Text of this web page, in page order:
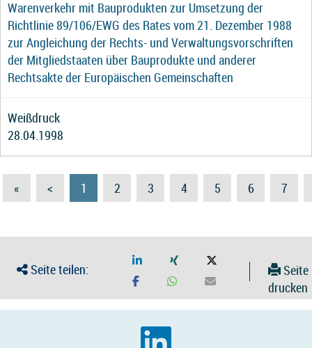
Warenverkehr mit Bauprodukten zur Umsetzung der
Richtlinie 89/106/EWG des Rates vom 21. Dezember 1988
zur Angleichung der Rechts- und Verwaltungsvorschriften
der Mitgliedstaaten über Bauprodukte und anderer
Rechtsakte der Europäischen Gemeinschaften
Weißdruck
28.04.1998
« < 1 2 3 4 5 6 7
Seite teilen:
Seite
drucken